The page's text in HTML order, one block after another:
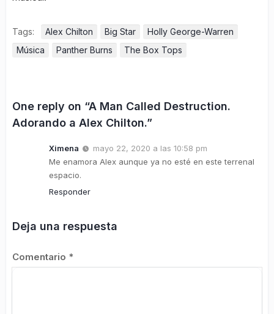
Tags: Alex Chilton Big Star
Holly George-Warren
Música
Panther Burns The Box Tops
One reply on “A Man Called Destruction.
Adorando a Alex Chilton.”
Ximena
mayo 22, 2020 a las 10:58 pm
Me enamora Alex aunque ya no esté en este terrenal
espacio.
Responder
Deja una respuesta
Comentario *